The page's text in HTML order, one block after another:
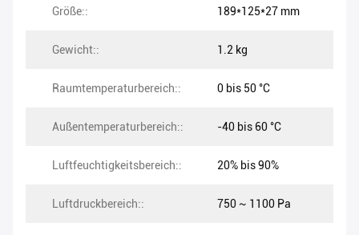
Größe:: 189*125*27 mm
Gewicht:: 1.2 kg
Raumtemperaturbereich:: 0 bis 50 °C
Außentemperaturbereich:: -40 bis 60 °C
Luftfeuchtigkeitsbereich:: 20% bis 90%
Luftdruckbereich:: 750 ~ 1100 Pa